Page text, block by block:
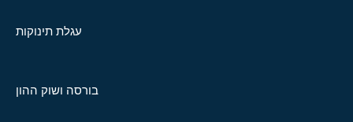
עגלת תינוקות
בורסה ושוק ההון